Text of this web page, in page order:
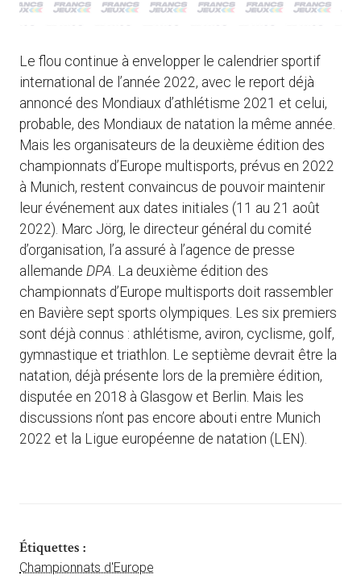
Le flou continue à envelopper le calendrier sportif
international de l’année 2022, avec le report déjà
annoncé des Mondiaux d’athlétisme 2021 et celui,
probable, des Mondiaux de natation la même année.
Mais les organisateurs de la deuxième édition des
championnats d’Europe multisports, prévus en 2022
à Munich, restent convaincus de pouvoir maintenir
leur événement aux dates initiales (11 au 21 août
2022). Marc Jörg, le directeur général du comité
d’organisation, l’a assuré à l’agence de presse
allemande DPA. La deuxième édition des
championnats d’Europe multisports doit rassembler
en Bavière sept sports olympiques. Les six premiers
sont déjà connus : athlétisme, aviron, cyclisme, golf,
gymnastique et triathlon. Le septième devrait être la
natation, déjà présente lors de la première édition,
disputée en 2018 à Glasgow et Berlin. Mais les
discussions n’ont pas encore abouti entre Munich
2022 et la Ligue européenne de natation (LEN).
Étiquettes :
Championnats d'Europe